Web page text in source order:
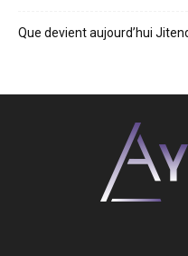
Que devient aujourd’hui